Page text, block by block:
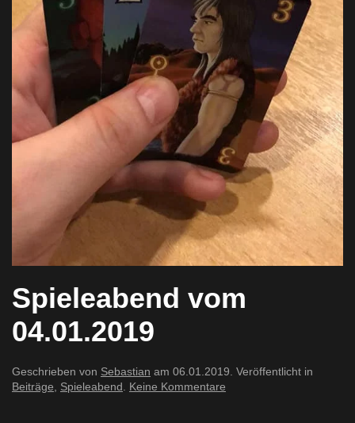
Spieleabend vom
04.01.2019
Geschrieben von Sebastian am 06.01.2019 . Veröffentlicht in
Beiträge
Spieleabend Keine Kommentare